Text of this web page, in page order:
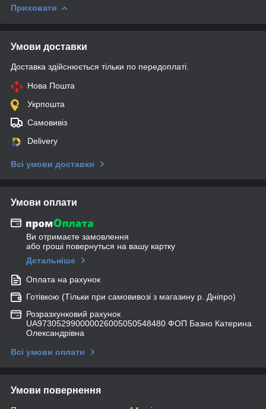
Приховати
Умови доставки
Доставка здійснюється тільки по передоплаті.
Нова Пошта
Укрпошта
Самовивіз
Delivery
Всі умови доставки
Умови оплати
Ви отримаєте замовлення
або гроші повернуться на вашу картку
Детальніше
Оплата на рахунок
Готівкою (Тільки при самовивозі з магазину р. Дніпро)
Розразхунковий рахунок
UA973052990000026005050548480 ФОП Базно Катерина
Олександрівна
Всі умови оплати
Умови повернення